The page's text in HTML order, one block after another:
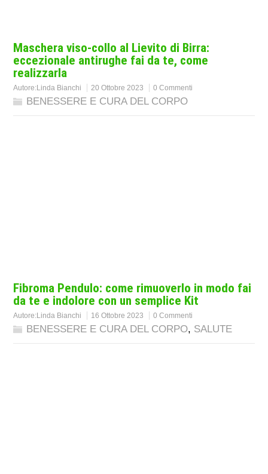
Maschera viso-collo al Lievito di Birra:
eccezionale antirughe fai da te, come
realizzarla
Autore:Linda Bianchi 20 Ottobre 2023 0 Commenti
BENESSERE E CURA DEL CORPO
Fibroma Pendulo: come rimuoverlo in modo fai
da te e indolore con un semplice Kit
Autore:Linda Bianchi 16 Ottobre 2023 0 Commenti
BENESSERE E CURA DEL CORPO, SALUTE